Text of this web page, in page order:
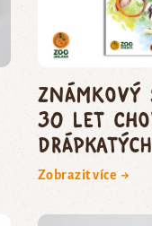
Známkový
30 let
Zobrazit více →